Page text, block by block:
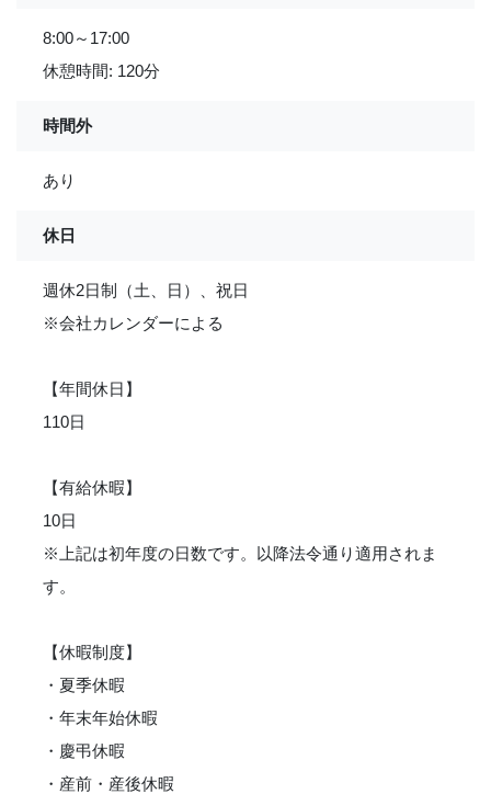
8:00～17:00
休憩時間: 120分
時間外
あり
休日
週休2日制（土、日）、祝日
※会社カレンダーによる
【年間休日】
110日
【有給休暇】
10日
※上記は初年度の日数です。以降法令通り適用されま
す。
【休暇制度】
・夏季休暇
・年末年始休暇
・慶弔休暇
・産前・産後休暇